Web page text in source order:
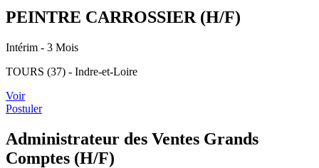
PEINTRE CARROSSIER (H/F)
Intérim - 3 Mois
TOURS (37) - Indre-et-Loire
Voir
Postuler
Administrateur des Ventes Grands
Comptes (H/F)